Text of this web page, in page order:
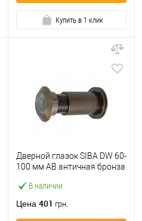
Купить в 1 клик
В наличии
Дверной глазок SIBA DW 60-
100 мм АВ античная бронза
Цена 401 грн.